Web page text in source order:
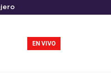
EN VIVO